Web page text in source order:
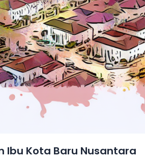
Kota Baru Nusantara